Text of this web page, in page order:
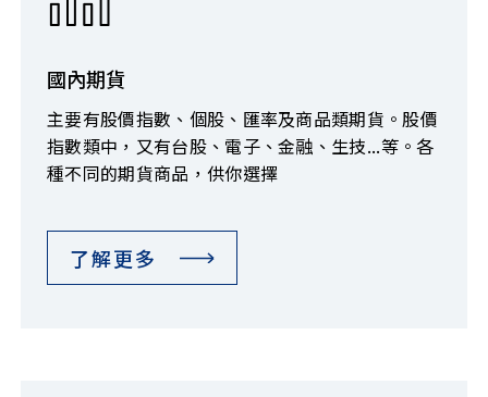
國內期貨
主要有股價指數、個股、匯率及商品類期貨。股價
指數類中，又有台股、電子、金融、生技...等。各
種不同的期貨商品，供你選擇
了解更多